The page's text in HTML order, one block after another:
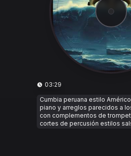
03:29
Cumbia peruana estilo
piano y arreglos parecidos a
con complementos de
cortes de percusión estilos